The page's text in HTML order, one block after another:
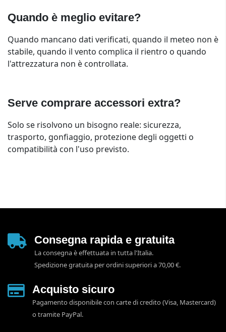
Quando è meglio evitare?
Quando mancano dati verificati, quando il meteo non è
stabile, quando il vento complica il rientro o quando
l'attrezzatura non è controllata.
Serve comprare accessori extra?
Solo se risolvono un bisogno reale: sicurezza,
trasporto, gonfiaggio, protezione degli oggetti o
compatibilità con l'uso previsto.
Consegna rapida e gratuita
La consegna è effettuata in tutta l'Italia.
Spedizione gratuita per ordini superiori a 70,00 €.
Acquisto sicuro
Pagamento disponibile con carte di credito (Visa, Mastercard)
o tramite PayPal.